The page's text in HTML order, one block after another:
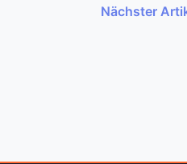
Nächster